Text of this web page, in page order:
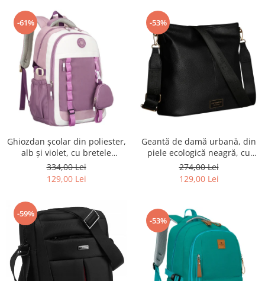
-61%
Ghiozdan școlar din poliester,
alb și violet, cu bretele
reglabile - Peterson PTR-PTN
8603-1303 PURPLE
334,00 Lei
129,00 Lei
-53%
Geantă de damă urbană, din
piele ecologică neagră, cu
curea reglabilă - Peterson
PTR-PTN JK6-06-6642
274,00 Lei
129,00 Lei
-59%
-53%